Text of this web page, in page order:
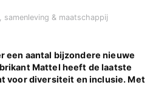
samenleving & maatschappij
een aantal bijzondere nieuwe
Mattel heeft de laatste
voor diversiteit en inclusie. Met